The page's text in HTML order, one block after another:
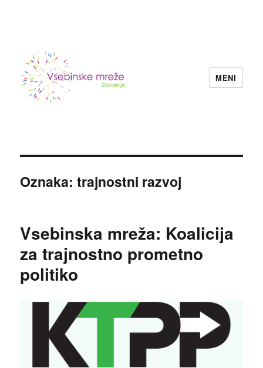
organizacij Slovenije
MENI
Oznaka:trajnostni razvoj
Vsebinska mreža: Koalicija
za trajnostno prometno
politiko